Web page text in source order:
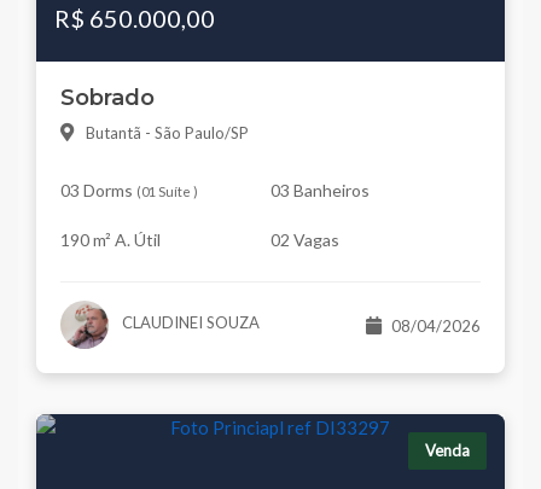
R$ 650.000,00
Sobrado
Butantã - São Paulo/SP
03 Dorms (01 Suíte ) 03 Banheiros
190 m² A. Útil 02 Vagas
CLAUDINEI SOUZA 08/04/2026
Venda